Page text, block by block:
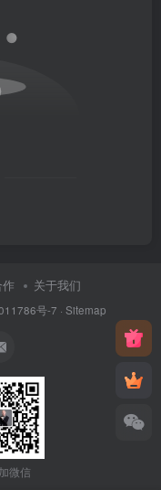
关于我们
号-7 · Sitemap
微信